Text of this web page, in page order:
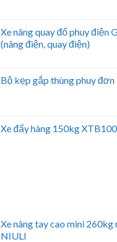
Xe nâng quay đổ phuy
(nâng điện, quay điện)
Bộ kẹp gắp thùng phuy đơn
Xe đẩy hàng 150kg
Xe nâng tay cao mini 260kg
NIULI